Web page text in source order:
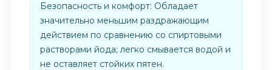
Безопасность и комфорт: Обладает
значительно меньшим раздражающим
действием по сравнению со спиртовыми
растворами йода; легко смывается водой и
не оставляет стойких пятен.